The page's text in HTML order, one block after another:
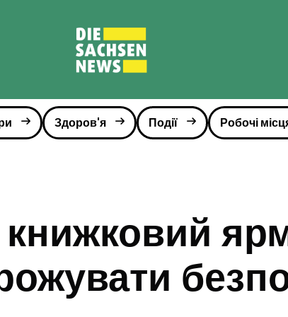
Здоров'я Події Робочі